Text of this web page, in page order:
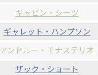
ギャビン・シーツ
ギャレット・ハンプソン
アンドルー・モナステリオ
ザック・ショート